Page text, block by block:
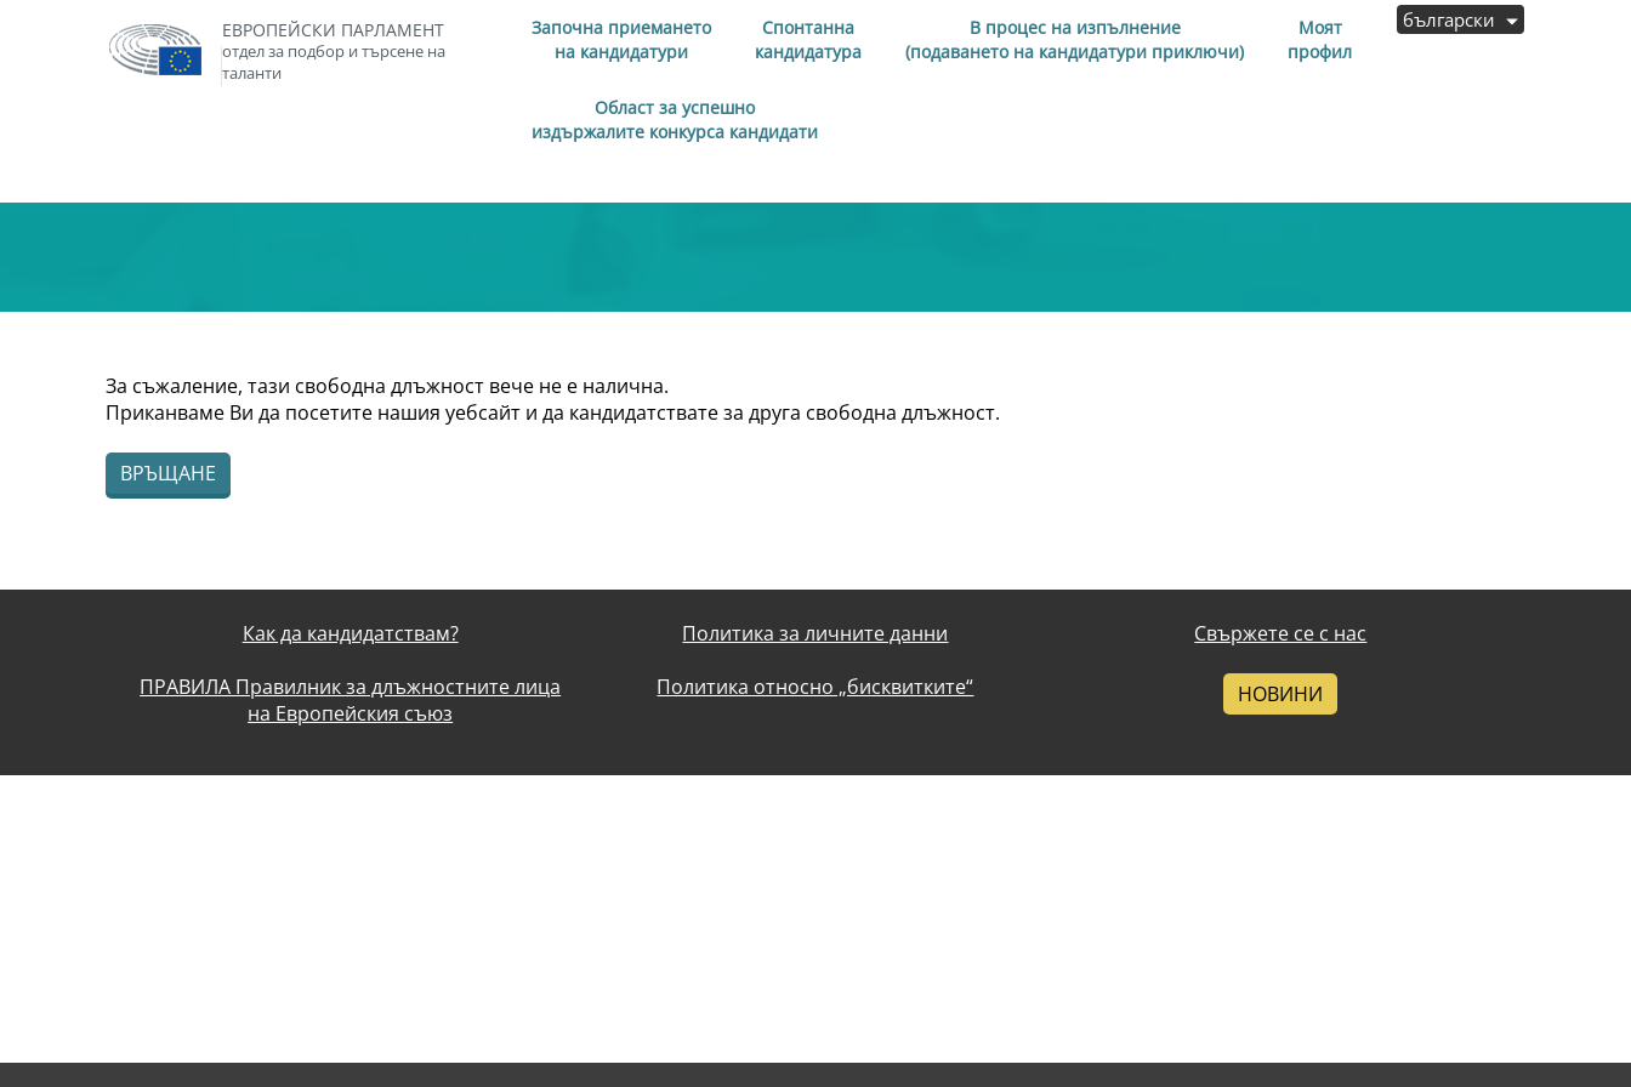
ЕВРОПЕЙСКИ ПАРЛАМЕНТ
отдел за подбор и търсене на
таланти
Започна приемането
на кандидатури
Спонтанна
кандидатура
В процес на изпълнение
(подаването на кандидатури приключи)
Моят
профил
Област за успешно
издържалите конкурса кандидати
български
За съжаление, тази свободна длъжност вече не е налична.
Приканваме Ви да посетите нашия уебсайт и да кандидатствате за друга свободна длъжност.
ВРЪЩАНЕ
Как да кандидатствам?
ПРАВИЛА Правилник за длъжностните лица
на Европейския съюз
Политика за личните данни
Политика относно „бисквитките“
Свържете се с нас
НОВИНИ